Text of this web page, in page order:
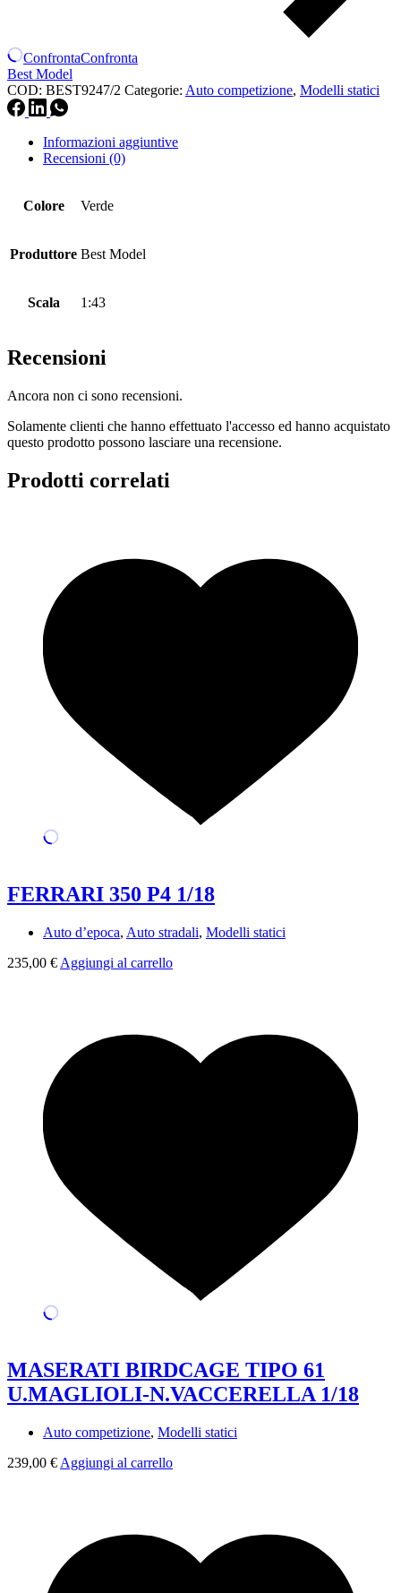
ConfrontaConfronta
Best Model
COD: BEST9247/2 Categorie: Auto competizione, Modelli statici
Informazioni aggiuntive
Recensioni (0)
Colore Verde
Produttore Best Model
Scala 1:43
Recensioni
Ancora non ci sono recensioni.
Solamente clienti che hanno effettuato l'accesso ed hanno acquistato
questo prodotto possono lasciare una recensione.
Prodotti correlati
FERRARI 350 P4 1/18
Auto d’epoca, Auto stradali, Modelli statici
235,00 € Aggiungi al carrello
MASERATI BIRDCAGE TIPO 61
U.MAGLIOLI-N.VACCERELLA 1/18
Auto competizione, Modelli statici
239,00 € Aggiungi al carrello